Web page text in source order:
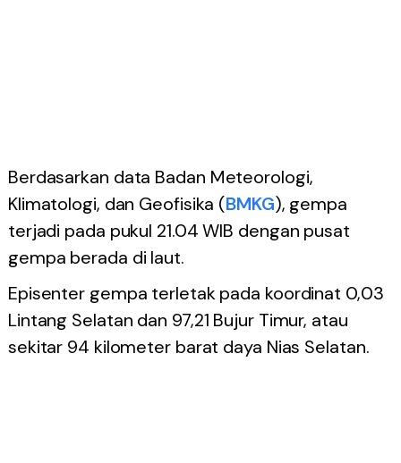
Berdasarkan data Badan Meteorologi,
Klimatologi, dan Geofisika (BMKG), gempa
terjadi pada pukul 21.04 WIB dengan pusat
gempa berada di laut.
Episenter gempa terletak pada koordinat 0,03
Lintang Selatan dan 97,21 Bujur Timur, atau
sekitar 94 kilometer barat daya Nias Selatan.